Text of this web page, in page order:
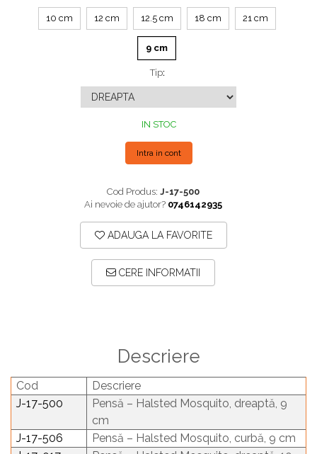
10 cm 12 cm 12.5 cm 18 cm 21 cm
9 cm
Tip:
IN STOC
Intra in cont
Cod Produs: J-17-500
Ai nevoie de ajutor? 0746142935
ADAUGA LA FAVORITE
CERE INFORMATII
Descriere
Cod
Descriere
J-17-500
Pensă – Halsted Mosquito, dreaptă, 9
cm
J-17-506
Pensă – Halsted Mosquito, curbă, 9 cm